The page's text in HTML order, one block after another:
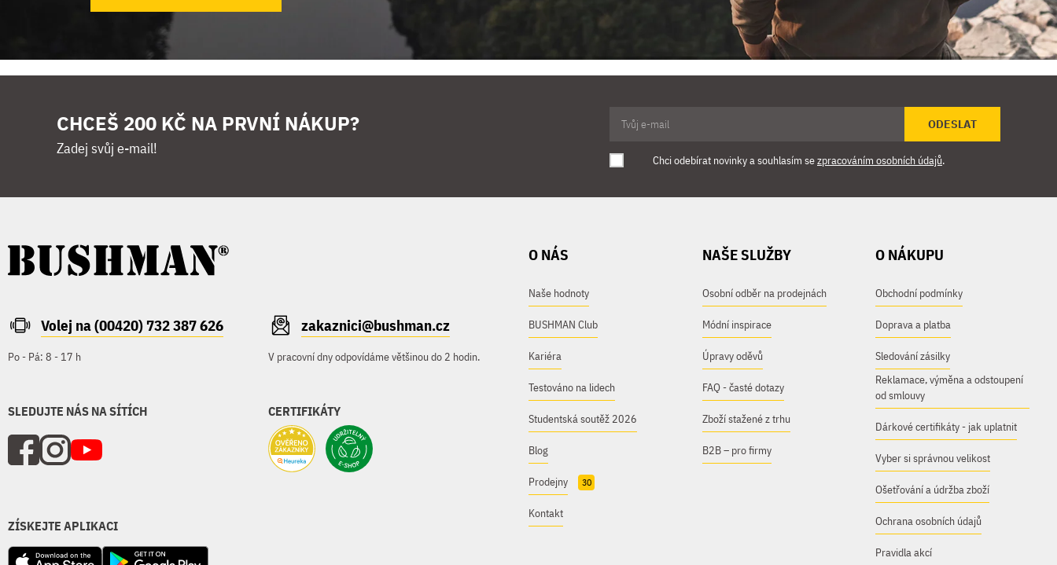
CHCEŠ 200 KČ NA PRVNÍ NÁKUP?
Zadej svůj e-mail!
ODESLAT
Chci odebírat novinky a souhlasím sezpracováním osobních údajů.
Volej na (00420) 732 387 626
Po - Pá: 8 - 17 h
zakaznici@bushman.cz
V pracovní dny odpovídáme většinou do 2 hodin.
SLEDUJTE NÁS NA SÍTÍCH CERTIFIKÁTY
ZÍSKEJTE APLIKACI
O NÁS
Naše hodnoty
BUSHMAN Club
Kariéra
Testováno na lidech
Studentská soutěž 2026
Blog
Prodejny 30
Kontakt
NAŠE SLUŽBY
Osobní odběr na prodejnách
Módní inspirace
Úpravy oděvů
FAQ - časté dotazy
Zboží stažené z trhu
B2B – pro firmy
O NÁKUPU
Obchodní podmínky
Doprava a platba
Sledování zásilky
Reklamace, výměna a odstoupení
od smlouvy
Dárkové certifikáty - jak uplatnit
Vyber si správnou velikost
Ošetřování a údržba zboží
Ochrana osobních údajů
Pravidla akcí